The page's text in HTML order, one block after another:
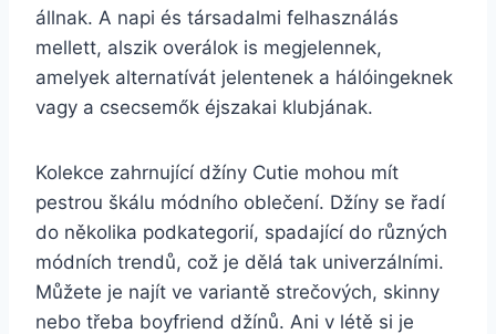
állnak. A napi és társadalmi felhasználás
mellett, alszik overálok is megjelennek,
amelyek alternatívát jelentenek a hálóingeknek
vagy a csecsemők éjszakai klubjának.
Kolekce zahrnující džíny Cutie mohou mít
pestrou škálu módního oblečení. Džíny se řadí
do několika podkategorií, spadající do různých
módních trendů, což je dělá tak univerzálními.
Můžete je najít ve variantě strečových, skinny
nebo třeba boyfriend džínů. Ani v létě si je